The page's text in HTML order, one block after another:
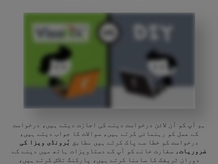
ہم آپ کو آن لائن درخواست دینے کی اجازت دیتے ہیں، درخواست
کے عمل کو رہنمائی کرتے ہیں، سوالات کا جواب دیتے ہیں،
درخواست کو خطا سے پاک کرتے ہیں مطابق
بُرونڈی ویزا کی
ضروریات، سفارت خانے کو آپ کے دستاویزات ہاتھ میں دینے کے
دوران ٹریفک کا سامنا کرتے ہیں، پارکنگ تلاش کرتے ہیں،